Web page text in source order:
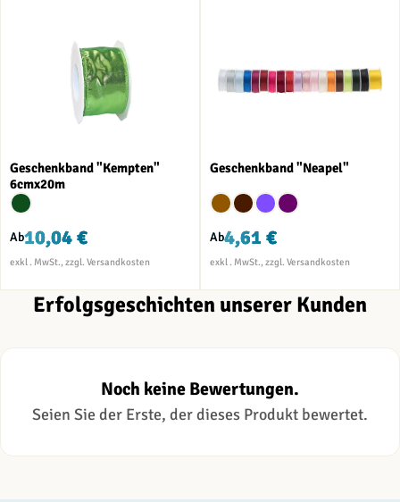
Geschenkband "Kempten"
6cmx20m
Ab10,04 €
Geschenkband "Neapel"
Ab4,61 €
Erfolgsgeschichten unserer Kunden
Noch keine Bewertungen.
Seien Sie der Erste, der dieses Produkt bewertet.